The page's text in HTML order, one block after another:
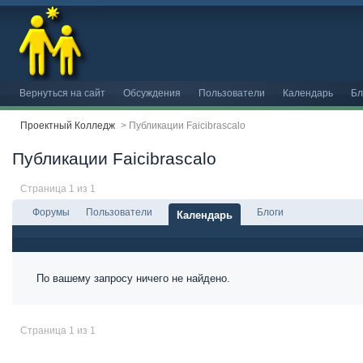
Вернуться на сайт Обсуждения Пользователи Календарь
Проектный Колледж > Публикации Faicibrascalo
Публикации Faicibrascalo
Страница 1 из 1
Форумы Пользователи Календарь Блоги
По вашему запросу ничего не найдено.
Страница 1 из 1